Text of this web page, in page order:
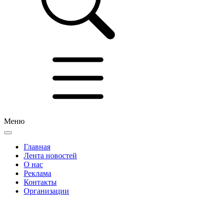
Меню
Главная
Лента новостей
О нас
Реклама
Контакты
Организации